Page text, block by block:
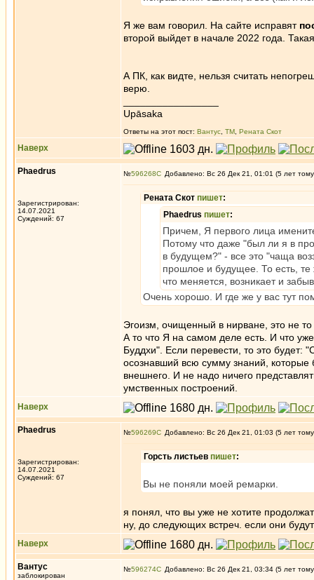
Я же вам говорил. На сайте исправят
второй выйдет в начале 2022 года.
А ПК, как видте, нельзя считать
верю.
Upāsaka
Ответы на этот пост: Вантус ТМ Рената Скот
Наверх
Phaedrus
Зарегистрирован:
14.07.2021
Суждений: 67
№596268 Добавлено: Вс 26 Дек 21, 01:01 (5 лет
Рената Скот пишет:
Phaedrus пишет:
Причем, Я первого лица
Потому что даже "был ли я в
в будущем?" - все это "чаща
прошлое и будущее. То есть,
что меняется, возникает и
Очень хорошо. И где же у вас тут
Эгоизм, очищенный в нирване, это не
А то что Я на самом деле есть. И что
Буддхи". Если перевести, то это
осознавший всю сумму знаний, которые
внешнего. И не надо ничего
умственных построений.
Наверх
Phaedrus
Зарегистрирован:
14.07.2021
Суждений: 67
№596269 Добавлено: Вс 26 Дек 21, 01:03 (5 лет
Горсть листьев пишет:
Вы не поняли моей ремарки.
я понял, что вы уже не хотите
ну, до следующих встреч. если они будут
Наверх
Вантус
заблокирован
№596274 Добавлено: Вс 26 Дек 21, 03:34 (5 лет